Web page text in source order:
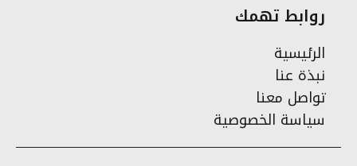
روابط تهمك
الرئيسية
نبذة عنا
تواصل معنا
سياسة الخصوصية